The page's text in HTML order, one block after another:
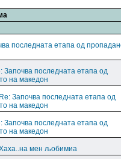
последната етапа од
Започва последната етапа од
на македон
Re: Започва последната етапа од
на македон
Започва последната етапа од
на македон
мен љобимиа